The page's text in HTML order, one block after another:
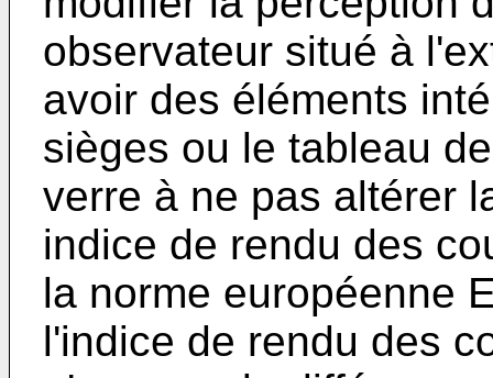
observateur situé à
avoir des éléments
sièges ou le tableau
verre à ne pas altérer
indice de rendu des
la norme européenne
l'indice de rendu des